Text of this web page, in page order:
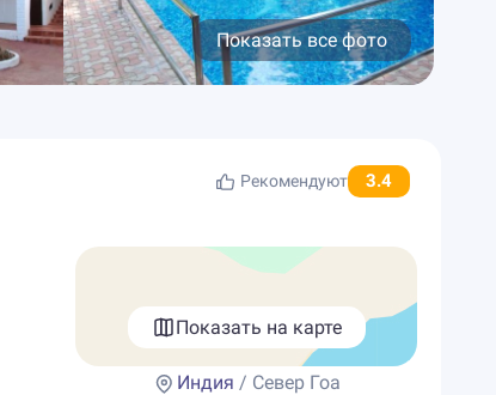
Показать все фото
Рекомендуют 3.4
Показать на карте
Индия / Север Гоа